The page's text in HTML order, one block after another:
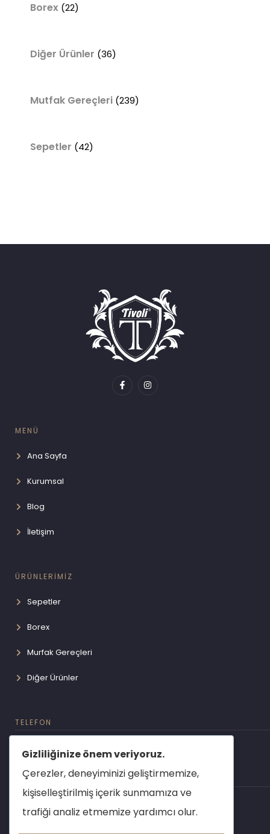
Borex (22)
Diğer Ürünler (36)
Mutfak Gereçleri (239)
Sepetler (42)
MENÜ
Ana Sayfa
Kurumsal
Blog
İletişim
ÜRÜNLERİMİZ
Sepetler
Borex
Murfak Gereçleri
Diğer Ürünler
TELEFON
+90 (850) 850 98 76
E-MAIL
info@egemen-group.com
Gizliliğinize önem veriyoruz.
Çerezler, deneyiminizi geliştirmemize,
kişiselleştirilmiş içerik sunmamıza ve
trafiği analiz etmemize yardımcı olur.